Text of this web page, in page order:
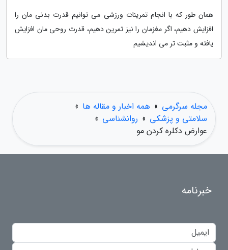
همان طور که با انجام تمرینات ورزشی می توانیم قدرت بدنی مان را
افزایش دهیم، اگر مغزمان را نیز تمرین دهیم، قدرت روحی مان افزایش
یافته و مثبت تر می اندیشیم
مجله سرگرمی » همه اخبار و مقاله ها »
سلامتی و پزشکی » روانشناسی »
عوارض دکلره کردن مو
خبرنامه